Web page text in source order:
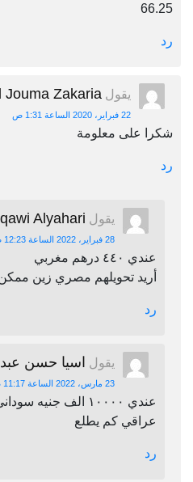
66.25
رد
يقول Jouma Zakaria
22 فبراير، 2020 الساعة 1:31 ص
شكرا على معلومة
رد
يقول Alyahari
28 فبراير، 2022 الساعة 12:23 ص
عندي ٤٤٠ درهم مغربي
أريد تحويلهم مصري زين ممكن
رد
يقول اسيا حسن عبد
23 مارس، 2022 الساعة 11:17 ص
عندي ١٠٠٠٠ الف جنيه
عراقي كم يطلع
رد